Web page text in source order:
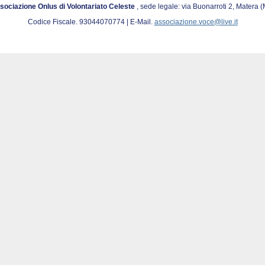
Onlus di Volontariato Celeste , sede legale: via Buonarroti 2, Matera
Codice Fiscale. 93044070774 | E-Mail. associazione.voce@live.it